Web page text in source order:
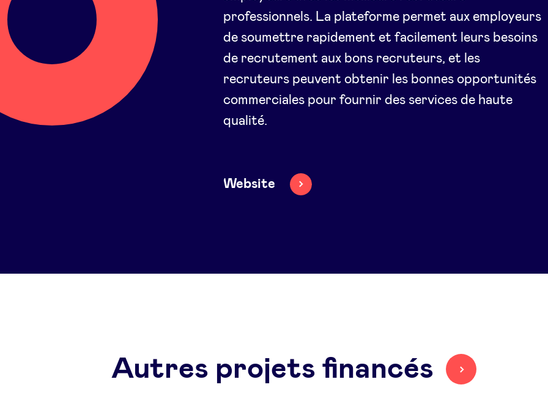
professionnels. La plateforme permet aux employeurs
de soumettre rapidement et facilement leurs besoins
de recrutement aux bons recruteurs, et les
recruteurs peuvent obtenir les bonnes opportunités
commerciales pour fournir des services de haute
qualité.
Website
Autres projets financés